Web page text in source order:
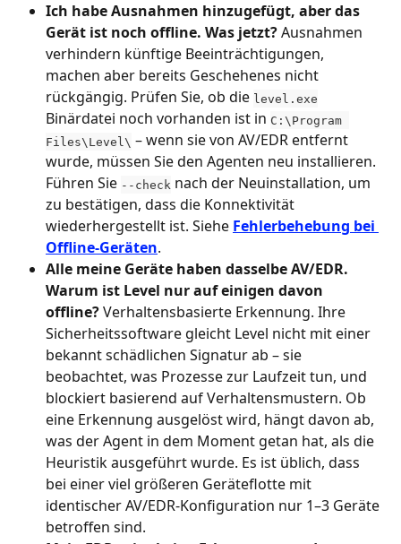
Ich habe Ausnahmen hinzugefügt, aber das
Gerät ist noch offline. Was jetzt? Ausnahmen
verhindern künftige Beeinträchtigungen,
machen aber bereits Geschehenes nicht
rückgängig. Prüfen Sie, ob die level.exe
Binärdatei noch vorhanden ist in C:\Program
Files\Level\ – wenn sie von AV/EDR entfernt
wurde, müssen Sie den Agenten neu installieren.
Führen Sie --check nach der Neuinstallation, um
zu bestätigen, dass die Konnektivität
wiederhergestellt ist. Siehe Fehlerbehebung bei
Offline-Geräten.
Alle meine Geräte haben dasselbe AV/EDR.
Warum ist Level nur auf einigen davon
offline? Verhaltensbasierte Erkennung. Ihre
Sicherheitssoftware gleicht Level nicht mit einer
bekannt schädlichen Signatur ab – sie
beobachtet, was Prozesse zur Laufzeit tun, und
blockiert basierend auf Verhaltensmustern. Ob
eine Erkennung ausgelöst wird, hängt davon ab,
was der Agent in dem Moment getan hat, als die
Heuristik ausgeführt wurde. Es ist üblich, dass
bei einer viel größeren Geräteflotte mit
identischer AV/EDR-Konfiguration nur 1–3 Geräte
betroffen sind.